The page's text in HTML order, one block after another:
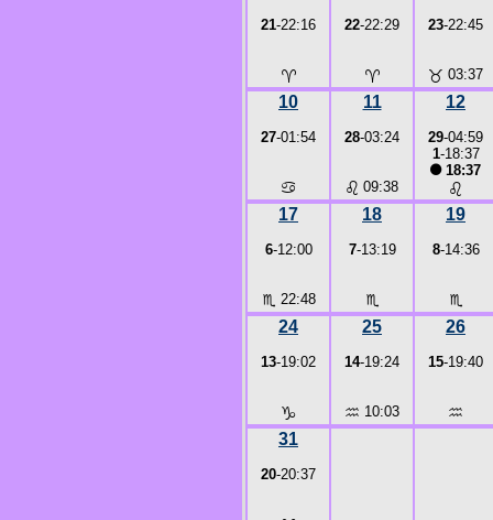
21-22:16
♈
22-22:29
♈
23-22:45
♉ 03:37
10
27-01:54
♋
11
28-03:24
♌ 09:38
12
29-04:59
1-18:37
●18:37
♌
17
6-12:00
♏ 22:48
18
7-13:19
♏
19
8-14:36
♏
24
13-19:02
♑
25
14-19:24
♒ 10:03
26
15-19:40
♒
31
20-20:37